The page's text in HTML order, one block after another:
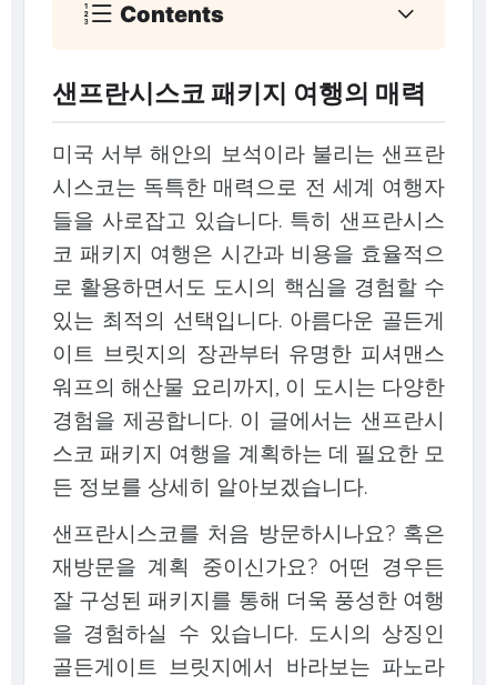
Contents
샌프란시스코 패키지 여행의 매력
미국 서부 해안의 보석이라 불리는 샌프란
시스코는 독특한 매력으로 전 세계 여행자
들을 사로잡고 있습니다. 특히 샌프란시스
코 패키지 여행은 시간과 비용을 효율적으
로 활용하면서도 도시의 핵심을 경험할 수
있는 최적의 선택입니다. 아름다운 골든게
이트 브릿지의 장관부터 유명한 피셔맨스
워프의 해산물 요리까지, 이 도시는 다양한
경험을 제공합니다. 이 글에서는 샌프란시
스코 패키지 여행을 계획하는 데 필요한 모
든 정보를 상세히 알아보겠습니다.
샌프란시스코를 처음 방문하시나요? 혹은
재방문을 계획 중이신가요? 어떤 경우든
잘 구성된 패키지를 통해 더욱 풍성한 여행
을 경험하실 수 있습니다. 도시의 상징인
골든게이트 브릿지에서 바라보는 파노라